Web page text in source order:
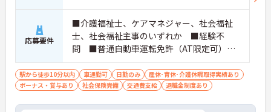
応募要件
■介護福祉士、ケアマネジャー、社会福祉
士、社会福祉主事のいずれか ■経験不
問 ■普通自動車運転免許（AT限定可）必
須
駅から徒歩10分以内 車通勤可 日勤のみ
産休･育休･介護休暇取得実績あり
ボーナス・賞与あり
社会保険完備 交通費支給 退職金制度あり